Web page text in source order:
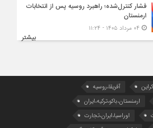
فشار کنترل‌شده؛ راهبرد روسیه پس از انتخابات
ارمنستان
بیشتر
آفریقا،روسیه
ارمنستان،باکو،ترکیه،ایران
اوراسیا،ایران،تجارت